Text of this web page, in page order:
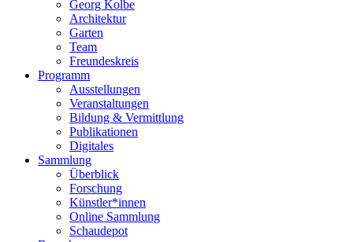
Georg Kolbe
Architektur
Garten
Team
Freundeskreis
Programm
Ausstellungen
Veranstaltungen
Bildung & Vermittlung
Publikationen
Digitales
Sammlung
Überblick
Forschung
Künstler*innen
Online Sammlung
Schaudepot